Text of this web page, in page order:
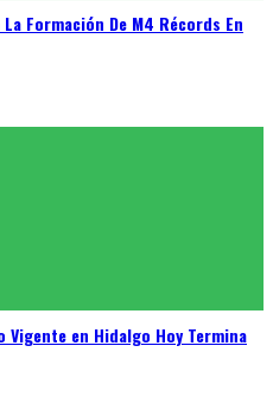
Formación De M4 Récords En
Vigente en Hidalgo Hoy Termina